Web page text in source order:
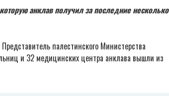
анклав получил за последние несколько
палестинского Министерства
и 32 медицинских центра анклава вышли из